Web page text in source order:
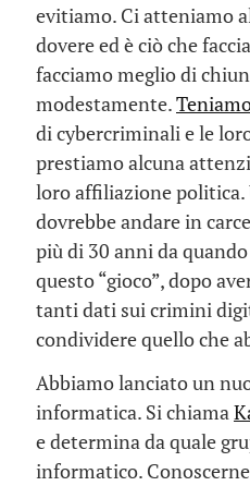
evitiamo. Ci atteniamo
dovere ed è ciò che
facciamo meglio di
modestamente.
di cybercriminali e le
prestiamo alcuna
loro affiliazione politica.
dovrebbe andare in
più di 30 anni da
questo “gioco”, dopo
tanti dati sui crimini
condividere quello che
Abbiamo lanciato un
informatica. Si chiama
e determina da quale
informatico.